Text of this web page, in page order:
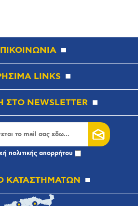
LINKS
ΣΤΟ NEWSLETTER
πολιτικής απορρήτου
ΚΑΤΑΣΤΗΜΑΤΩΝ